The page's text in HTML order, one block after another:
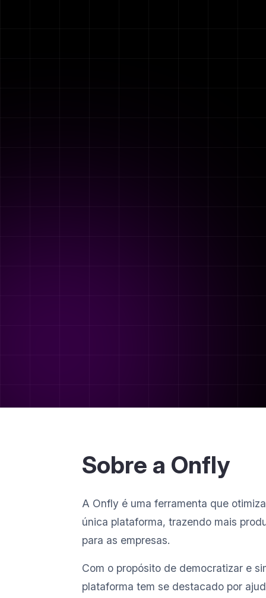
Sobre a Onfly
A Onfly é uma ferramenta que
única plataforma, trazendo mais
para as empresas.
Com o propósito de democratizar e
plataforma tem se destacado por